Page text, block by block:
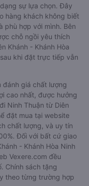
sự lựa chọn. Đây
hàng khách không biết
phù hợp với mình. Bên
chỗ ngồi yêu thích
Khánh - Khánh Hòa
khi đặt trực tiếp vẫn
đánh giá chất lượng
cao nhất, được hưởng
Ninh Thuận từ Diên
đặt mua tại website
chất lượng, và uy tín
Đối với bất cứ giao
- Khánh Hòa Ninh
Vexere.com đều
Chính sách tặng
theo từng trường hợp